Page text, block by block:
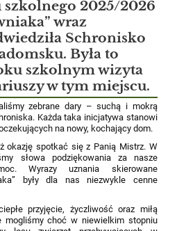
2025/2026
wraz
Schronisko
Była to
szkolnym wizyta
w tym miejscu.
zebrane dary – suchą i mokrą
Każda taka inicjatywa stanowi
na nowy, kochający dom.
okazję spotkać się z Panią Mistrz. W
słowa podziękowania za nasze
Wyrazy uznania skierowane
były dla nas niezwykle cenne
przyjęcie, życzliwość oraz miłą
mogliśmy choć w niewielkim stopniu